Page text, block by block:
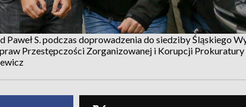
S. podczas doprowadzenia do siedziby Śląskiego
Przestępczości Zorganizowanej i Korupcji